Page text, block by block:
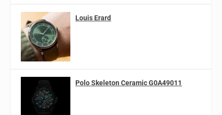
Louis Erard
Polo Skeleton Ceramic G0A49011